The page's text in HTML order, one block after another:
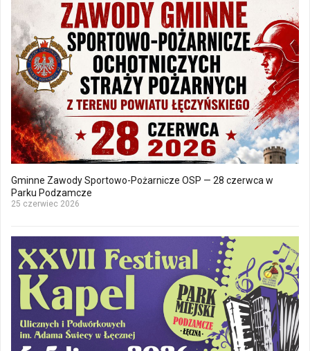
Gminne Zawody Sportowo-Pożarnicze OSP — 28 czerwca w
Parku Podzamcze
25 czerwiec 2026